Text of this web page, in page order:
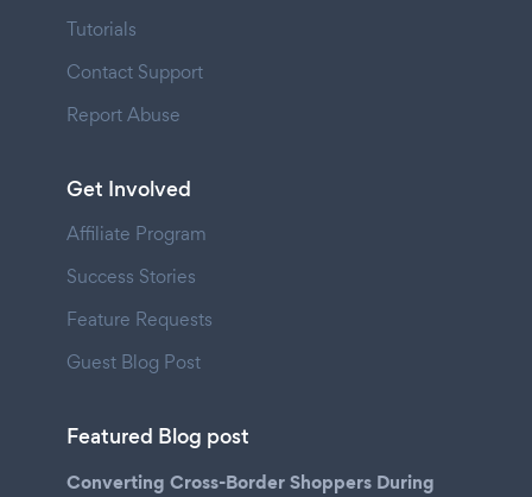
Tutorials
Contact Support
Report Abuse
Get Involved
Affiliate Program
Success Stories
Feature Requests
Guest Blog Post
Featured Blog post
Converting Cross-Border Shoppers During